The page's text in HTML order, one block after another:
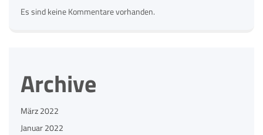
Es sind keine Kommentare vorhanden.
Archive
März 2022
Januar 2022